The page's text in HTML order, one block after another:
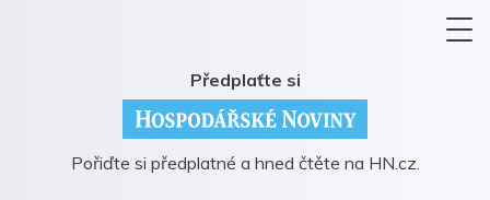
Předplaťte si
Pořiďte si předplatné a hned čtěte na HN.cz.